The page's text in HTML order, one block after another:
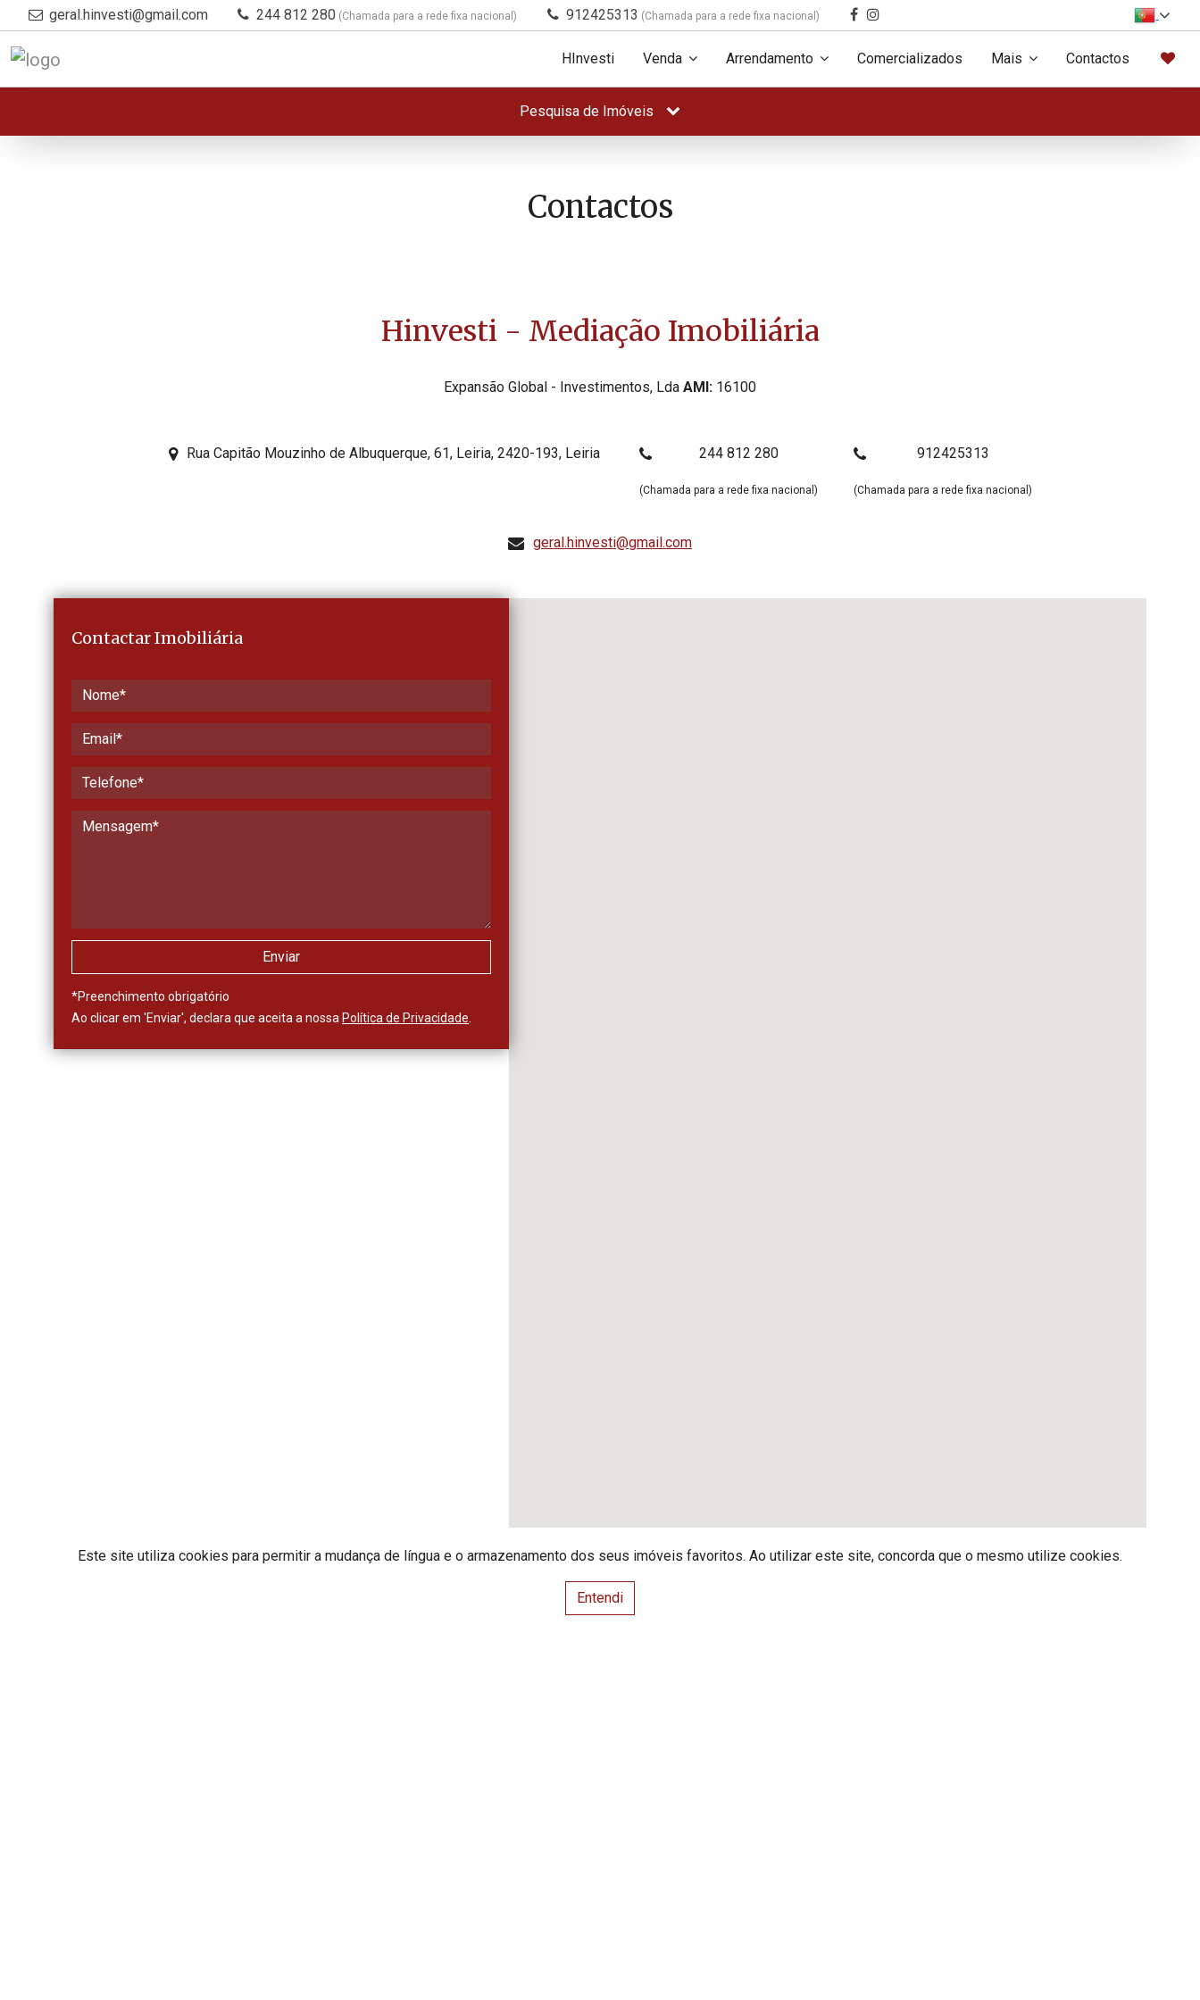
Este site utiliza cookies para permitir a mudança de língua e o armazenamento dos seus imóveis favoritos. Ao utilizar este site, concorda que o mesmo utilize cookies.
Entendi
geral.hinvesti@gmail.com 244 812 280 (Chamada para a rede fixa nacional) 912425313 (Chamada para a rede fixa nacional)
HInvesti Venda Arrendamento Comercializados Mais Contactos
Pesquisa de Imóveis
Contactos
Hinvesti - Mediação Imobiliária
Expansão Global - Investimentos, Lda AMI: 16100
Rua Capitão Mouzinho de Albuquerque, 61, Leiria, 2420-193, Leiria 244 812 280
(Chamada para a rede fixa nacional)
912425313
(Chamada para a rede fixa nacional)
geral.hinvesti@gmail.com
Contactar Imobiliária
*Preenchimento obrigatório
Ao clicar em 'Enviar', declara que aceita a nossa Política de Privacidade